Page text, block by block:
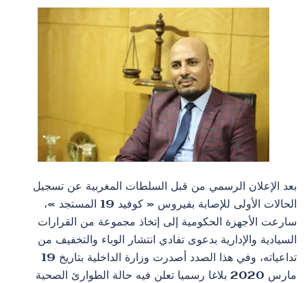
بعد الإعلان الرسمي من قبل السلطات المغربية عن تسجيل
الحالات الأولى للإصابة بفيروس « كوفيد 19 المستجد »،
سارعت الأجهزة الحكومية إلى إتخاذ مجموعة من القرارات
السيادية والإدارية بدعوى تفادي انتشار الوباء والتخفيف من
تداعياته، وفي هذا الصدد أصدرت وزارة الداخلية بتاريخ 19
مارس 2020 بلاغا رسميا تعلن فيه حالة الطوارئ الصحية